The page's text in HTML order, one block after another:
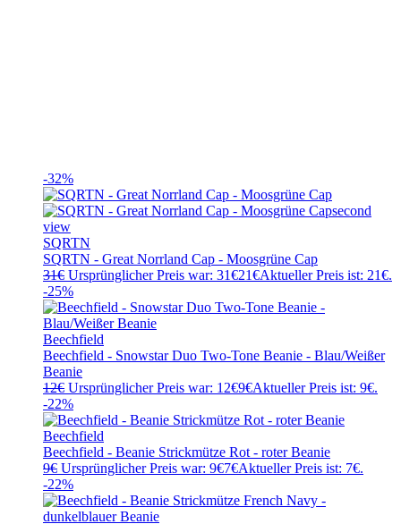
-32%
SQRTN
SQRTN - Great Norrland Cap - Moosgrüne Cap
31€ Ursprünglicher Preis war: 31€21€Aktueller Preis ist: 21€.
-25%
Beechfield
Beechfield - Snowstar Duo Two-Tone Beanie - Blau/Weißer
Beanie
12€ Ursprünglicher Preis war: 12€9€Aktueller Preis ist: 9€.
-22%
Beechfield
Beechfield - Beanie Strickmütze Rot - roter Beanie
9€ Ursprünglicher Preis war: 9€7€Aktueller Preis ist: 7€.
-22%